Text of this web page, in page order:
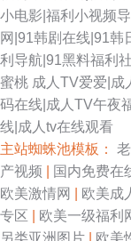
小电影|福利小视频
网|91韩剧在线|91韩
利导航|91黑料福利
蜜桃 成人TV爱爱|成
码在线|成人TV午夜
线|成人tv在线观看
主站蜘蛛池模板：
产视频
国内免费在
欧美激情网
欧美成
专区
欧美一级福利
另类亚洲图片
欧美